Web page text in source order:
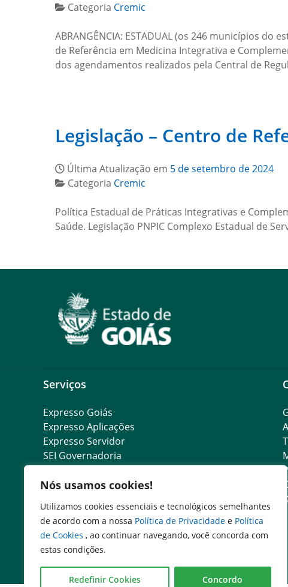
Nós usamos cookies!
Utilizamos cookies essenciais e tecnológicos semelhantes
de acordo com a nossa Política de Privacidade e Política
de Cookies , ao continuar navegando, você concorda com
estas condições.
Redefinir Cookies Concordo
Categoria Cremic
ABRANGÊNCIA: ESTADUAL (os 246 municípios
de Referência em Medicina Integrativa e
dos agendamentos realizados pela Central de
Legislação – Centro de
Última Atualização em 5 de setembro de 2024
Categoria Cremic
Política Estadual de Práticas Integrativas e
Saúde. Legislação PNPIC Complexo Estadual de
Serviços
Expresso Goiás
Expresso Aplicações
Expresso Servidor
SEI Governadoria
Escola de Governo